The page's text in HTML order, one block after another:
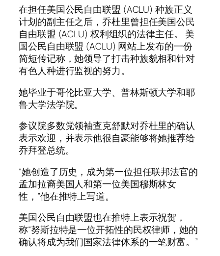
在担任美国公民自由联盟 (ACLU) 种族正义
计划的副主任之后，乔杜里曾担任美国公民
自由联盟 (ACLU) 权利组织的法律主任。 美
国公民自由联盟 (ACLU) 网站上发布的一份
简短传记称，她领导了打击种族貌相和针对
有色人种进行监视的努力。
她毕业于哥伦比亚大学、普林斯顿大学和耶
鲁大学法学院。
参议院多数党领袖查克舒默对乔杜里的确认
表示欢迎，并表示他很自豪能够将她推荐给
乔拜登总统。
“她创造了历史，成为第一位担任联邦法官的
孟加拉裔美国人和第一位美国穆斯林女
性，”他在推特上写道。
美国公民自由联盟也在推特上表示祝贺，
称“努斯拉特是一位开拓性的民权律师，她的
确认将成为我们国家法律体系的一笔财富。”